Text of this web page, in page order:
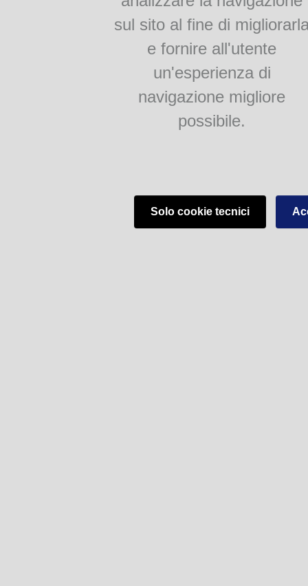
sul sito al fine di
e fornire all'utente
un'esperienza di
navigazione migliore
possibile.
Solo cookie tecnici